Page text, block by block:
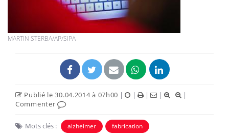
MARTIN STERBA/AP/SIPA
Publié le 30.04.2014 à 07h00 | | | |
|
Commenter
Mots clés : alzheimer fabrication